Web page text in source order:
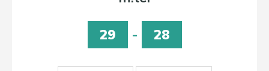
29 - 28